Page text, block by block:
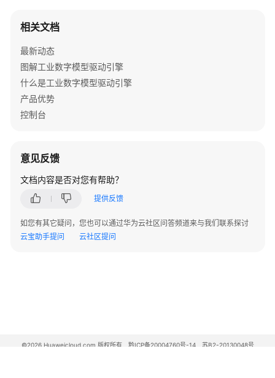
南
数
据
模
引
擎
指
设
态
使
使
相关文档
最新动态
图解工业数字模型驱动引擎
什么是工业数字模型驱动引擎
产品优势
控制台
意见反馈
文档内容是否对您有帮助？
提供反馈
如您有其它疑问，您也可以通过华为云社区问答频道来与我们联系探讨
云宝助手提问
云社区提问
©2026 Huaweicloud.com 版权所有 黔ICP备20004760号-14
苏B2-20130048号